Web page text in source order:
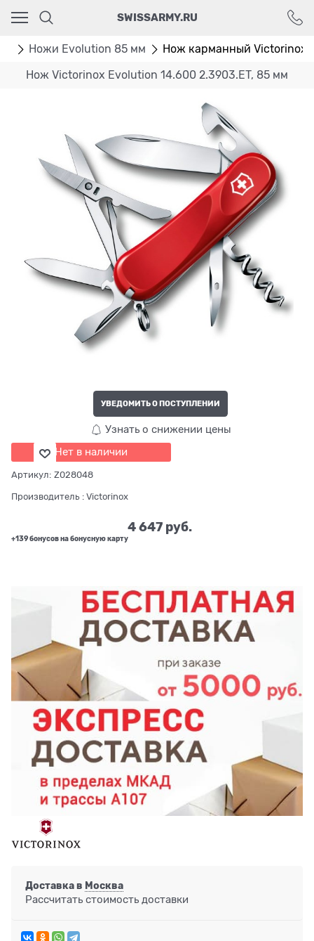
SWISSARMY.RU
Ножи Evolution 85 мм Нож карманный Victorinox
Нож Victorinox Evolution 14.600 2.3903.ET, 85 мм
УВЕДОМИТЬ О ПОСТУПЛЕНИИ
Узнать о снижении цены
Нет в наличии
Артикул: Z028048
Производитель : Victorinox
4 647 руб.
+139 бонусов на бонусную карту
Доставка в Москва
Рассчитать стоимость доставки
Ваш город - Москва,
угадали?
ДА НЕТ